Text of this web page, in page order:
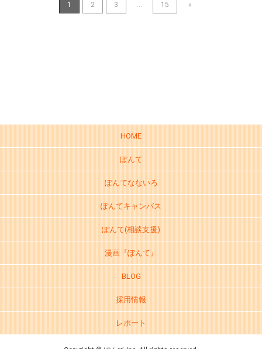
1 2 3 ... 15 »
HOME
ぽんて
ぽんてなないろ
ぽんてキャンバス
ぽんて(相談支援)
漫画『ぽんて』
BLOG
採用情報
レポート